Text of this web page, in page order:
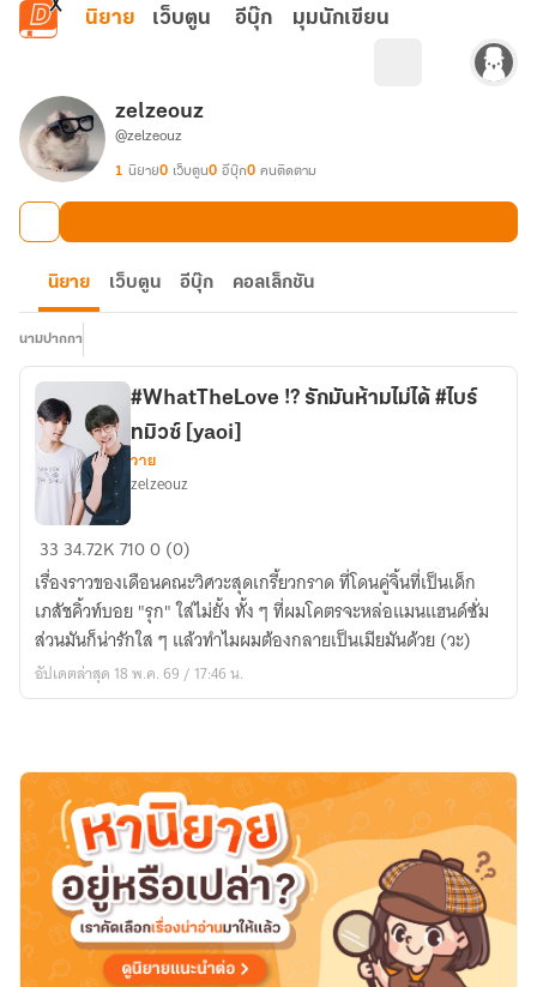
ข้ามไปยังเนื้อหาหลัก
นิยาย เว็บตูน อีบุ๊ก มุมนักเขียน
zelzeouz
@zelzeouz
1 นิยาย0 เว็บตูน0 อีบุ๊ก0 คนติดตาม
นิยาย เว็บตูน อีบุ๊ก คอลเล็กชัน
นามปากกา
#WhatTheLove
!?
รัก
มัน
ห้าม
ไม่
ทมิวซ์
[yaoi]
#WhatTheLove !? รักมันห้ามไม่ได้ #ไบร์
ทมิวซ์ [yaoi]
วาย
zelzeouz
33 34.72K7100 (0)
เรื่องราวของเดือนคณะวิศวะสุดเกรี้ยวกราด ที่โดนคู่จิ้นที่เป็นเด็ก
เภสัชคิ้วท์บอย "รุก" ใส่ไม่ยั้ง ทั้ง ๆ ที่ผมโคตรจะหล่อแมนแฮนด์ซั่ม
ส่วนมันก็น่ารักใส ๆ แล้วทำไมผมต้องกลายเป็นเมียมันด้วย (วะ)
อัปเดตล่าสุด 18 พ.ค. 69 / 17:46 น.